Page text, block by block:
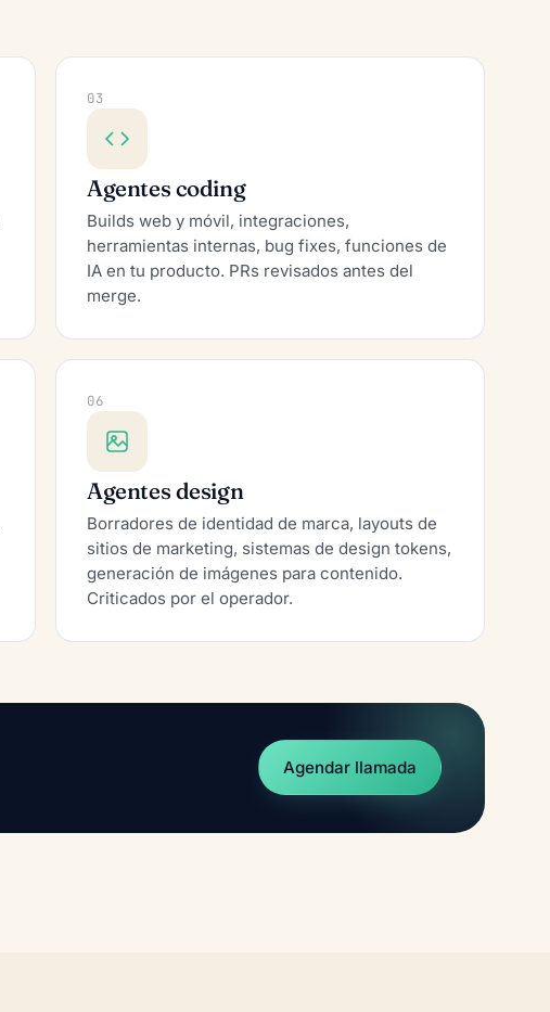
03
Agentes coding
Builds web y móvil, integraciones,
herramientas internas, bug fixes, funciones de
IA en tu producto. PRs revisados antes del
merge.
06
Agentes design
Borradores de identidad de marca, layouts de
sitios de marketing, sistemas de design tokens,
generación de imágenes para contenido.
Criticados por el operador.
Agendar llamada